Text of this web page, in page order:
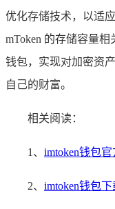
优化存储技术，以适
mToken 的存储容量
钱包，实现对加密资
自己的财富。
相关阅读：
1、 imtoken钱包
2、 imtoken钱包下